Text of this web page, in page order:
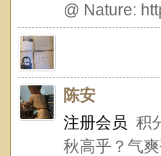
@ Nature:
陈安
注册会员 积
秋高乎？气爽